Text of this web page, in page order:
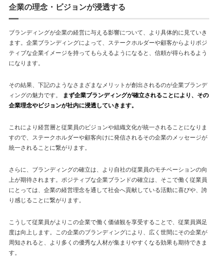
企業の理念・ビジョンが浸透する
ブランディングが企業の経営に与える影響について、より具体的に見ていき
ます。企業ブランディングによって、ステークホルダーや顧客からよりポジ
ティブな企業イメージを持ってもらえるようになると、信頼が得られるよう
になります。
その結果、下記のようなさまざまなメリットが創出されるのが企業ブランデ
ィングの魅力です。
まず企業ブランディングが確立されることにより、その
企業理念やビジョンが社内に浸透していきます。
これにより経営層と従業員のビジョンや組織文化が統一されることになりま
すので、ステークホルダーや顧客向けに発信されるその企業のメッセージが
統一されることに繋がります。
さらに、ブランディングの確立は、より自社の従業員のモチベーションの向
上が期待されます。ポジティブな企業ブランドの確立は、そこで働く従業員
にとっては、企業の経営理念を通して社会へ貢献している活動に喜びや、誇
り感じることに繋がります。
こうして従業員がよりこの企業で働く価値観を享受することで、従業員満足
度は向上します。この企業のブランディングにより、広く世間にその企業が
周知されると、より多くの優秀な人材が集まりやすくなる効果も期待できま
す。